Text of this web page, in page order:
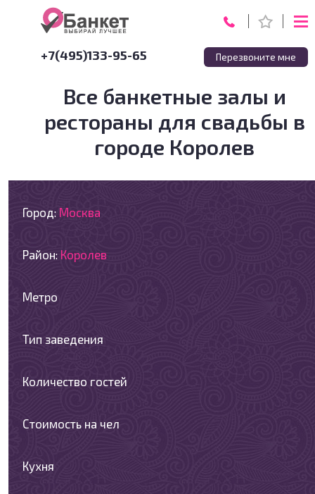
+7(495)133-95-65 Перезвоните мне
Все банкетные залы и
рестораны для свадьбы в
городе Королев
Город: Москва
Район: Королев
Метро
Тип заведения
Количество гостей
Стоимость на чел
Кухня